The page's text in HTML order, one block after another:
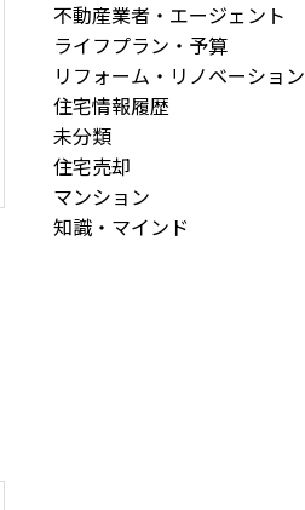
不動産業者・エージェント
ライフプラン・予算
リフォーム・リノベーション
住宅情報履歴
未分類
住宅売却
マンション
知識・マインド